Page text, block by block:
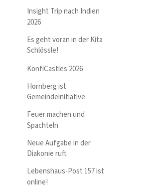
Insight Trip nach Indien
2026
Es geht voran in der Kita
Schlössle!
KonfiCastles 2026
Hornberg ist
Gemeindeinitiative
Feuer machen und
Spachteln
Neue Aufgabe in der
Diakonie ruft
Lebenshaus-Post 157 ist
online!